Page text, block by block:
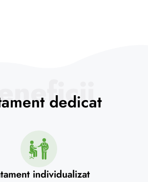
dedicat
individualizat